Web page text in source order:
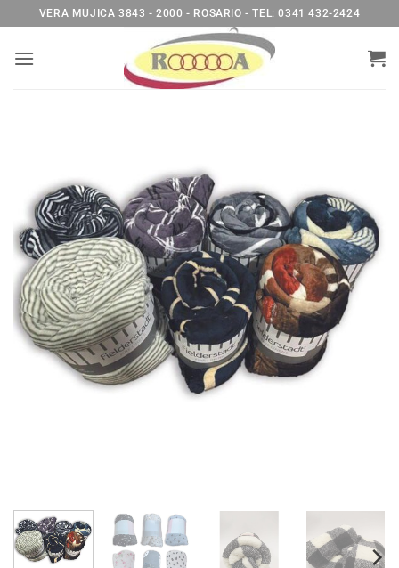
al
contenido
VERA MUJICA 3843 - 2000 - ROSARIO - TEL: 0341 432-2424